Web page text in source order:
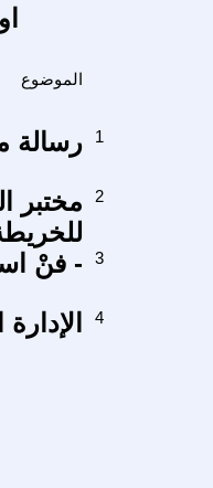
الموضوع
رسالة 1
2
- فنْ 3
4